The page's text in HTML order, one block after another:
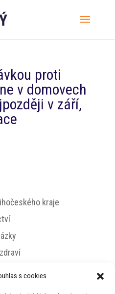
s cookies
proti
v domovech
v září,
kraje